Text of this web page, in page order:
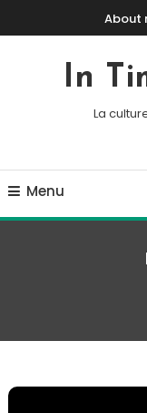
Skip To ContentAbout
In
La
Menu